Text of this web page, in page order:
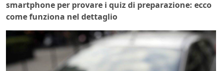
smartphone per provare i quiz di preparazione: ecco
come funziona nel dettaglio